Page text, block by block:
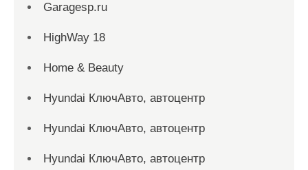
Garagesp.ru
HighWay 18
Home & Beauty
Hyundai КлючАвто, автоцентр
Hyundai КлючАвто, автоцентр
Hyundai КлючАвто, автоцентр